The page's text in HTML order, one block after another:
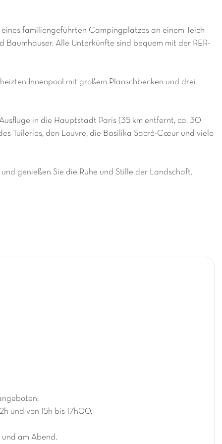
familiengeführten Campingplatzes an einem Teich
Alle Unterkünfte sind bequem mit der RER-
Innenpool mit großem Planschbecken und drei
in die Hauptstadt Paris (35 km entfernt, ca. 30
Tuileries, den Louvre, die Basilika Sacré-Cœur und viele
genießen Sie die Ruhe und Stille der Landschaft.
und von 15h bis 17h00.
am Abend.